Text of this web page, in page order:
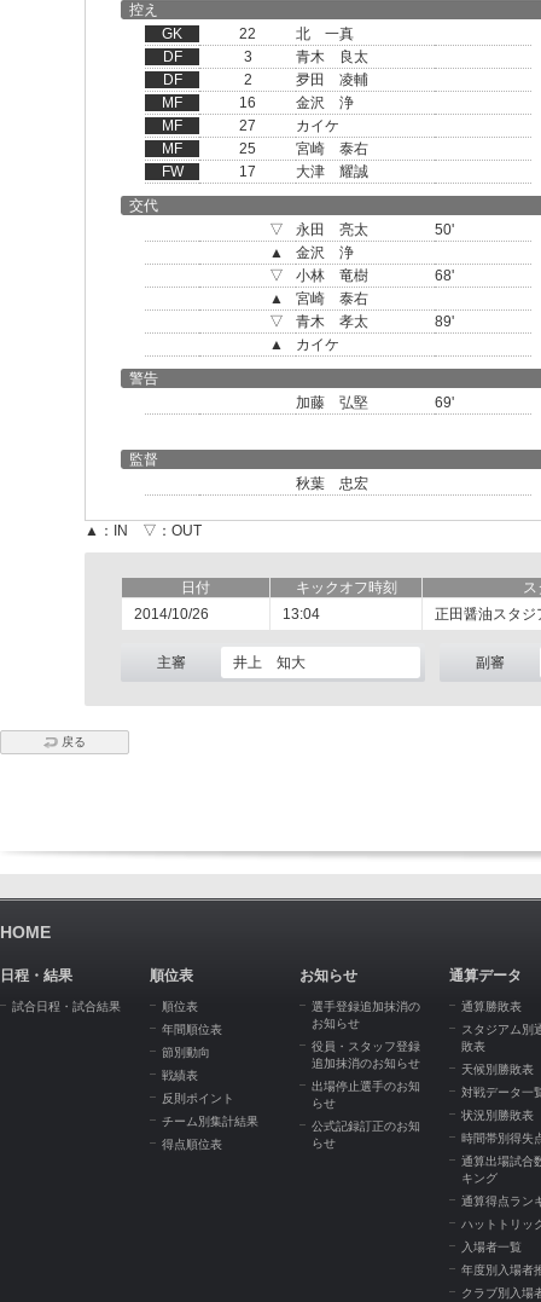
控え
GK
22
北 一真
DF
3
青木 良太
DF
2
夛田 凌輔
MF
16
金沢 浄
MF
27
カイケ
MF
25
宮崎 泰右
FW
17
大津 耀誠
交代
▽
永田 亮太
50'
▲
金沢 浄
▽
小林 竜樹
68'
▲
宮崎 泰右
▽
青木 孝太
89'
▲
カイケ
警告
加藤 弘堅
69'
監督
秋葉 忠宏
▲：IN ▽：OUT
日付 キックオフ時刻
ス
2014/10/26
13:04 正田醤油スタジ
主審 井上 知大 副審
戻る
HOME
日程・結果
試合日程・試合結果
順位表
順位表
年間順位表
節別動向
戦績表
反則ポイント
チーム別集計結果
得点順位表
お知らせ
選手登録追加抹消の
お知らせ
役員・スタッフ登録
追加抹消のお知らせ
出場停止選手のお知
らせ
公式記録訂正のお知
らせ
通算データ
通算勝敗表
スタジアム別
敗表
天候別勝敗表
対戦データ一
状況別勝敗表
時間帯別得失
通算出場試合
キング
通算得点ラン
ハットトリッ
入場者一覧
年度別入場者
クラブ別入場